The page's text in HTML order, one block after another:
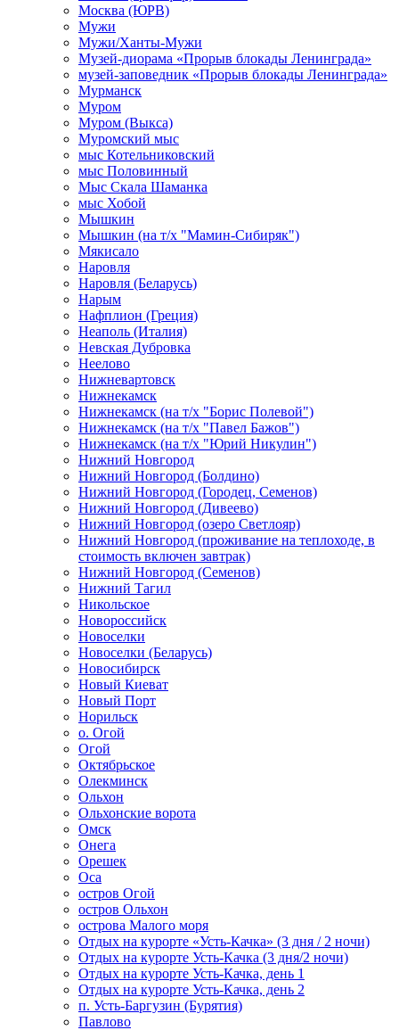
Москва (ЮРВ)
Мужи
Мужи/Ханты-Мужи
Музей-диорама «Прорыв блокады Ленинграда»
музей-заповедник «Прорыв блокады Ленинграда»
Мурманск
Муром
Муром (Выкса)
Муромский мыс
мыс Котельниковский
мыс Половинный
Мыс Скала Шаманка
мыс Хобой
Мышкин
Мышкин (на т/х "Мамин-Сибиряк")
Мякисало
Наровля
Наровля (Беларусь)
Нарым
Нафплион (Греция)
Неаполь (Италия)
Невская Дубровка
Неелово
Нижневартовск
Нижнекамск
Нижнекамск (на т/х "Борис Полевой")
Нижнекамск (на т/х "Павел Бажов")
Нижнекамск (на т/х "Юрий Никулин")
Нижний Новгород
Нижний Новгород (Болдино)
Нижний Новгород (Городец, Семенов)
Нижний Новгород (Дивеево)
Нижний Новгород (озеро Светлояр)
Нижний Новгород (проживание на теплоходе, в
стоимость включен завтрак)
Нижний Новгород (Семенов)
Нижний Тагил
Никольское
Новороссийск
Новоселки
Новоселки (Беларусь)
Новосибирск
Новый Киеват
Новый Порт
Норильск
о. Огой
Огой
Октябрьское
Олекминск
Ольхон
Ольхонские ворота
Омск
Онега
Орешек
Оса
остров Огой
остров Ольхон
острова Малого моря
Отдых на курорте «Усть-Качка» (3 дня / 2 ночи)
Отдых на курорте Усть-Качка (3 дня/2 ночи)
Отдых на курорте Усть-Качка, день 1
Отдых на курорте Усть-Качка, день 2
п. Усть-Баргузин (Бурятия)
Павлово